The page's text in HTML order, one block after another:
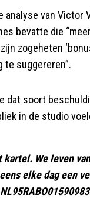
analyse van Victor
bevatte die
zogeheten
te suggereren”.
dat soort
in de studio
We leven
elke dag een